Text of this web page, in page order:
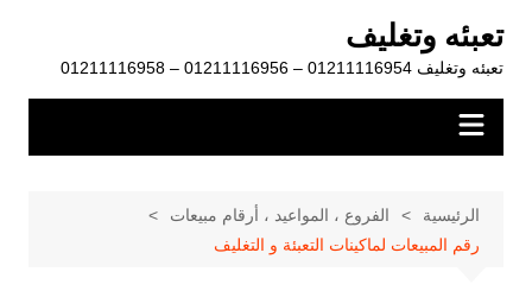
المحتوى
تعبئه وتغليف
تعبئه وتغليف 01211116954 – 01211116956 – 01211116958
الرئيسية
الفروع ، المواعيد ، أرقام مبيعات
رقم المبيعات لماكينات التعبئة و التغليف